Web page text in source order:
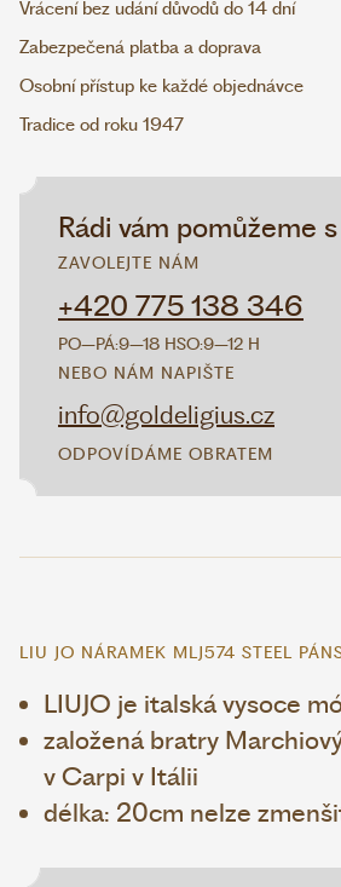
Rádi vám pomůžeme
ZAVOLEJTE NÁM
+420 775 138 346
PO–PÁ:9–18 HSO:9–12 H
NEBO NÁM NAPIŠTE
info@goldeligius.cz
ODPOVÍDÁME OBRATEM
Vrácení bez udání důvodů do 14 dní
Zabezpečená platba a doprava
Osobní přístup ke každé objednávce
Tradice od roku 1947
LIU JO NÁRAMEK MLJ574 STEEL
LIUJO je italská vysoce
založená bratry
v Carpi v Itálii
délka: 20cm nelze